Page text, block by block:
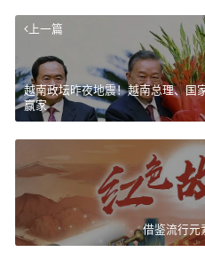
上一篇
越南政坛昨夜地震！越南总理、国
赢家
借鉴流行元